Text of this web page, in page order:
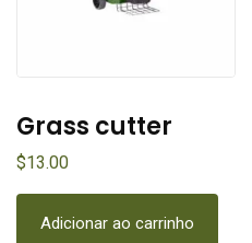
Grass cutter
$13.00
Adicionar ao carrinho